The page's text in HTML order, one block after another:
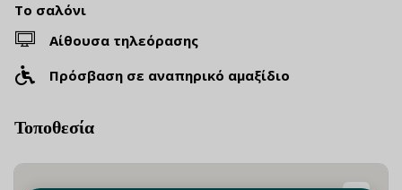
Το σαλόνι
Αίθουσα τηλεόρασης
Πρόσβαση σε αναπηρικό αμαξίδιο
Τοποθεσία